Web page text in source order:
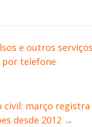
e outros
por telefone
civil: março
desde 2012 →